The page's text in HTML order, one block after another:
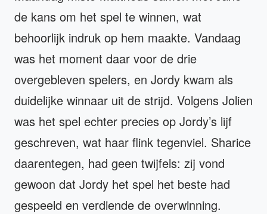
de kans om het spel te winnen, wat
behoorlijk indruk op hem maakte. Vandaag
was het moment daar voor de drie
overgebleven spelers, en Jordy kwam als
duidelijke winnaar uit de strijd. Volgens Jolien
was het spel echter precies op Jordy’s lijf
geschreven, wat haar flink tegenviel. Sharice
daarentegen, had geen twijfels: zij vond
gewoon dat Jordy het spel het beste had
gespeeld en verdiende de overwinning.